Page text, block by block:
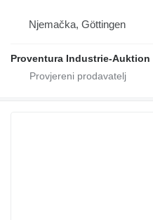
Njemačka, Göttingen
Proventura Industrie-Auktion